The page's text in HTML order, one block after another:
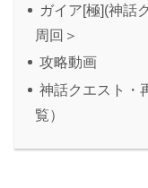
ガイア[極](神話
周回＞
攻略動画
神話クエスト・
覧）